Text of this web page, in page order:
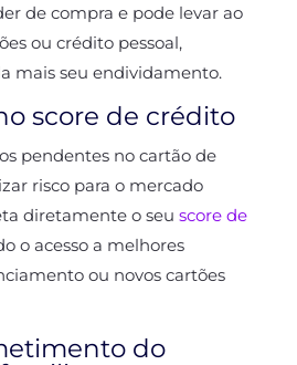
de compra e pode levar ao
ou crédito pessoal,
mais seu endividamento.
score de crédito
pendentes no cartão de
risco para o mercado
diretamente o seu score de
o acesso a melhores
ou novos cartões
do